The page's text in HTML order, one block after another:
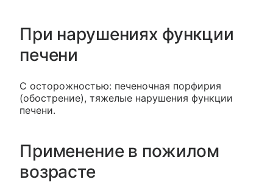
При нарушениях функции
печени
С осторожностью: печеночная порфирия
(обострение), тяжелые нарушения функции
печени.
Применение в пожилом
возрасте